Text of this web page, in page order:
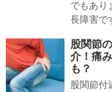
でもあり
長障害で
股関節
介！痛
も？
股関節付